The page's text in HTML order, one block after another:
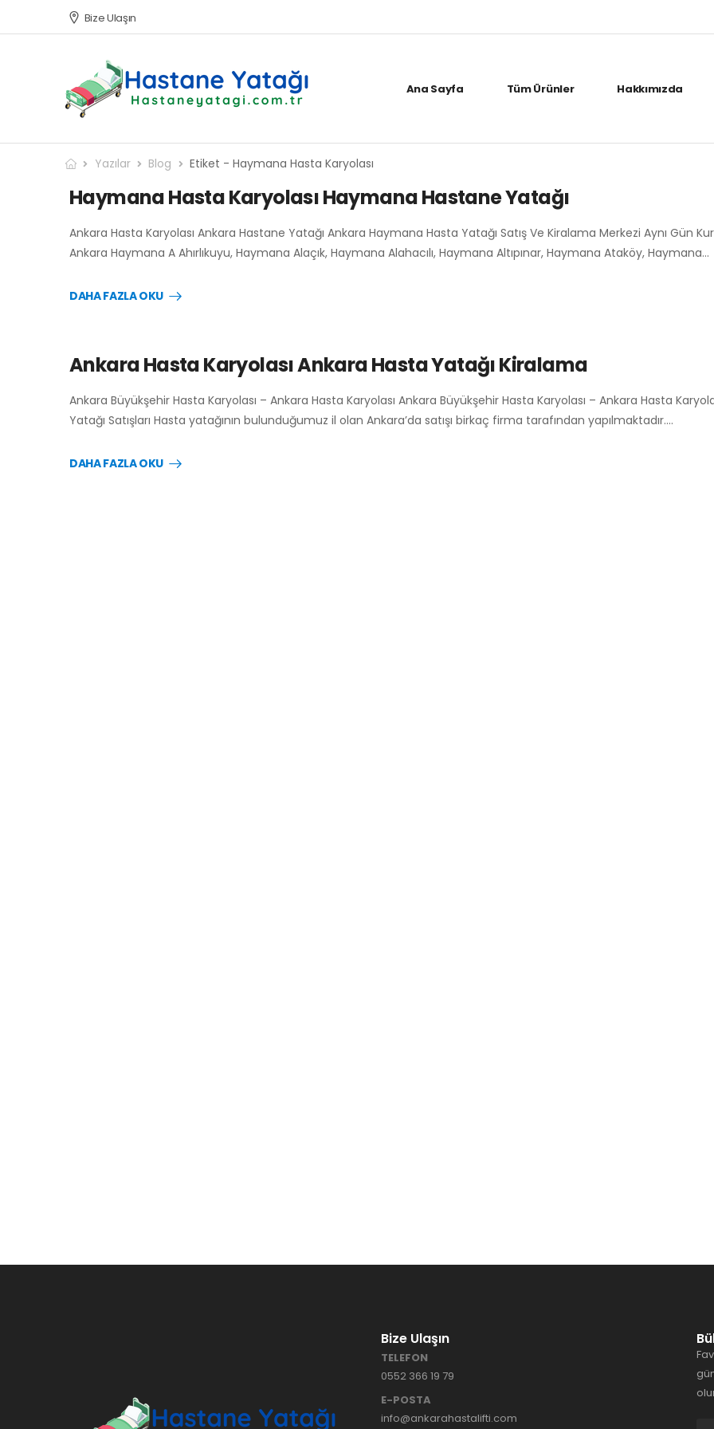
Bize Ulaşın
Ana Sayfa Tüm Ürünler Hakkımızda
Yazılar Blog Etiket - Haymana Hasta Karyolası
Haymana Hasta Karyolası Haymana Hastane Yatağı
Ankara Hasta Karyolası Ankara Hastane Yatağı Ankara Haymana Hasta Yatağı Satış Ve Kiralama Merkezi Aynı Gün
Ankara Haymana A Ahırlıkuyu, Haymana Alaçık, Haymana Alahacılı, Haymana Altıpınar, Haymana Ataköy, Haymana…
DAHA FAZLA OKU
Ankara Hasta Karyolası Ankara Hasta Yatağı Kiralama
Ankara Büyükşehir Hasta Karyolası – Ankara Hasta Karyolası Ankara Büyükşehir Hasta Karyolası – Ankara Hasta
Yatağı Satışları Hasta yatağının bulunduğumuz il olan Ankara’da satışı birkaç firma tarafından yapılmaktadır.…
DAHA FAZLA OKU
Bize Ulaşın
TELEFON
0552 366 19 79
E-POSTA
info@ankarahastalifti.com